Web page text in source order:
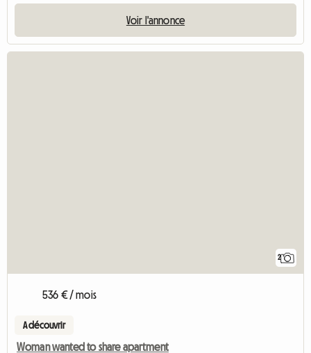
Voir l'annonce
2
536 € / mois
A découvrir
Woman wanted to share apartment